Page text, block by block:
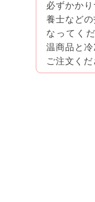
必ずかか
養士など
なってく
温商品と
ご注文くだ